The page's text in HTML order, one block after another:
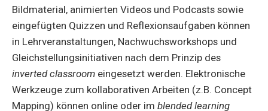
Bildmaterial, animierten Videos und Podcasts sowie
eingefügten Quizzen und Reflexionsaufgaben können
in Lehrveranstaltungen, Nachwuchsworkshops und
Gleichstellungsinitiativen nach dem Prinzip des
inverted classroom eingesetzt werden. Elektronische
Werkzeuge zum kollaborativen Arbeiten (z.B. Concept
Mapping) können online oder im blended learning